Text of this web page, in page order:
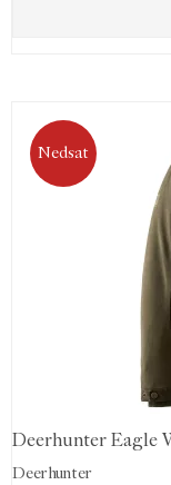
Nedsat
Deerhunter Eagle
Deerhunter